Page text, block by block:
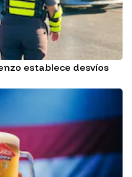
establece desvíos